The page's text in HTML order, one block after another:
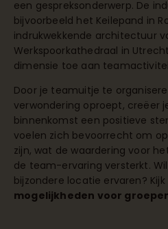
een gespreksonderwerp. De
bijvoorbeeld het Keilepand in
indrukwekkende architectuur
Werkspoorkathedraal in
dimensie toe aan
Door je teamuitje te
verwondering oproept, creëer
binnenkomst een positieve
voelen zich bevoorrecht om
zijn, wat de waardering voor
de team-ervaring versterkt.
bijzondere locatie ervaren?
mogelijkheden voor